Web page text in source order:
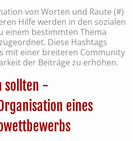
von Worten und Raute (#)
Hilfe werden in den sozialen
einem bestimmten Thema
Diese Hashtags
mit einer breiteren Community
der Beiträge zu erhöhen.
sollten -
eines